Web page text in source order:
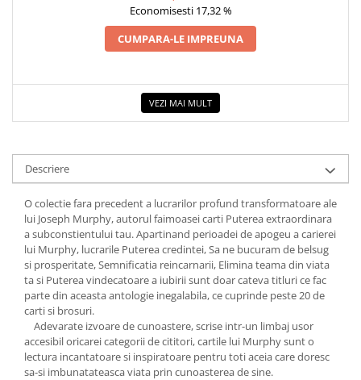
Economisesti 17,32 %
CUMPARA-LE IMPREUNA
VEZI MAI MULT
Descriere
O colectie fara precedent a lucrarilor profund transformatoare ale
lui Joseph Murphy, autorul faimoasei carti Puterea extraordinara
a subconstientului tau. Apartinand perioadei de apogeu a carierei
lui Murphy, lucrarile Puterea credintei, Sa ne bucuram de belsug
si prosperitate, Semnificatia reincarnarii, Elimina teama din viata
ta si Puterea vindecatoare a iubirii sunt doar cateva titluri ce fac
parte din aceasta antologie inegalabila, ce cuprinde peste 20 de
carti si brosuri.
Adevarate izvoare de cunoastere, scrise intr-un limbaj usor
accesibil oricarei categorii de cititori, cartile lui Murphy sunt o
lectura incantatoare si inspiratoare pentru toti aceia care doresc
sa-si imbunatateasca viata prin cunoasterea de sine.